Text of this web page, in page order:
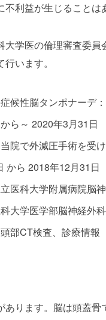
利益が生じることは
大学医の倫理審査委
います。
候性脳タンポナーデ
ら～ 2020年3月31日
院で外減圧手術を受
から 2018年12月31 日
医科大学附属病院脳
科大学医学部脳神経
頭部CT検査、診療情報
ります。脳は頭蓋